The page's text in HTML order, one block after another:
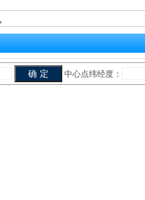
中心点纬经度：